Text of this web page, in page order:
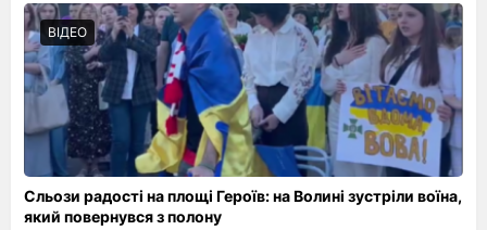
ВІДЕО
Сльози радості на площі Героїв: на Волині зустріли воїна,
який повернувся з полону